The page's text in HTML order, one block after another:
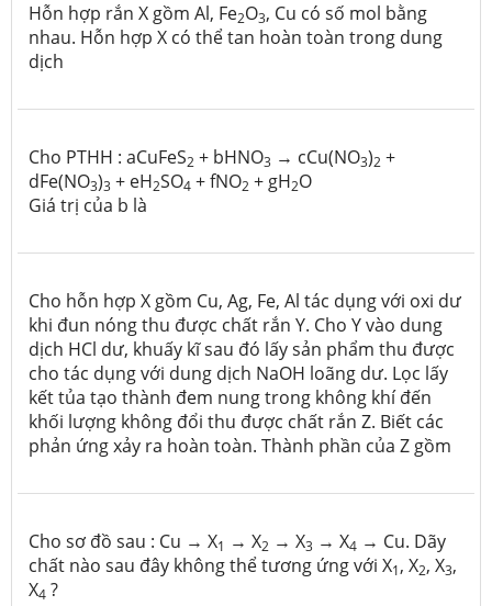
Hỗn hợp rắn X gồm Al, Fe2O3, Cu có số mol bằng
nhau. Hỗn hợp X có thể tan hoàn toàn trong dung
dịch
Cho PTHH : aCuFeS2 + bHNO3 → cCu(NO3)2 +
dFe(NO3)3 + eH2SO4 + fNO2 + gH2O
Giá trị của b là
Cho hỗn hợp X gồm Cu, Ag, Fe, Al tác dụng với oxi dư
khi đun nóng thu được chất rắn Y. Cho Y vào dung
dịch HCl dư, khuấy kĩ sau đó lấy sản phẩm thu được
cho tác dụng với dung dịch NaOH loãng dư. Lọc lấy
kết tủa tạo thành đem nung trong không khí đến
khối lượng không đổi thu được chất rắn Z. Biết các
phản ứng xảy ra hoàn toàn. Thành phần của Z gồm
Cho sơ đồ sau : Cu → X1 → X2 → X3 → X4 → Cu. Dãy
chất nào sau đây không thể tương ứng với X1, X2, X3,
X4 ?